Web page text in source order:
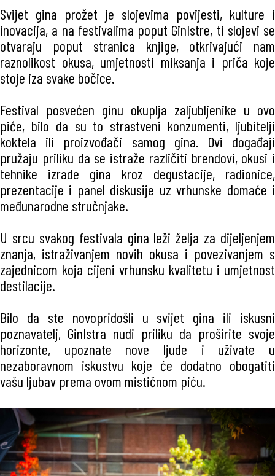
Svijet gina prožet je slojevima povijesti, kulture i
inovacija, a na festivalima poput GinIstre, ti slojevi se
otvaraju poput stranica knjige, otkrivajući nam
raznolikost okusa, umjetnosti miksanja i priča koje
stoje iza svake bočice.
Festival posvećen ginu okuplja zaljubljenike u ovo
piće, bilo da su to strastveni konzumenti, ljubitelji
koktela ili proizvođači samog gina. Ovi događaji
pružaju priliku da se istraže različiti brendovi, okusi i
tehnike izrade gina kroz degustacije, radionice,
prezentacije i panel diskusije uz vrhunske domaće i
međunarodne stručnjake.
U srcu svakog festivala gina leži želja za dijeljenjem
znanja, istraživanjem novih okusa i povezivanjem s
zajednicom koja cijeni vrhunsku kvalitetu i umjetnost
destilacije.
Bilo da ste novopridošli u svijet gina ili iskusni
poznavatelj, GinIstra nudi priliku da proširite svoje
horizonte, upoznate nove ljude i uživate u
nezaboravnom iskustvu koje će dodatno obogatiti
vašu ljubav prema ovom mističnom piću.